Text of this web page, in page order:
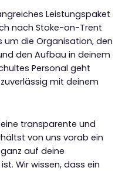
Leistungspaket
nach Stoke-on-Trent
um die Organisation, den
den Aufbau in deinem
Personal geht
mit deinem
transparente und
von uns vorab ein
auf deine
Wir wissen, dass ein